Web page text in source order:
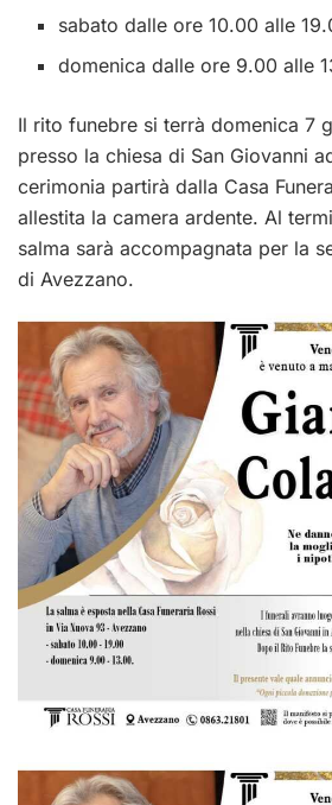
sabato dalle ore 10.00 alle
domenica dalle ore 9.00 alle
Il rito funebre si terrà domenica 7
presso la chiesa di San Giovanni
cerimonia partirà dalla Casa
allestita la camera ardente. Al
salma sarà accompagnata per la
di Avezzano.